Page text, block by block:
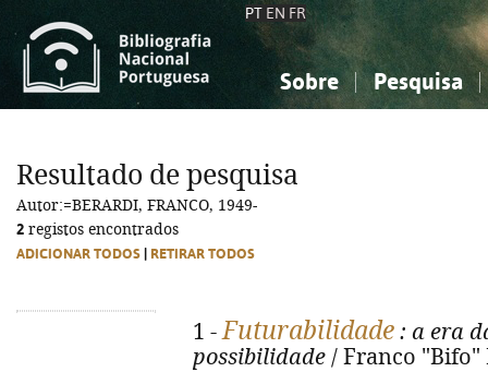
PT EN FR
Sobre Pesquisa
Ciências sociais...
Ciências sociais...
Resultado de pesquisa
Autor:=BERARDI, FRANCO, 1949-
2 registos encontrados
ADICIONAR TODOS RETIRAR TODOS
1 -Futurabilidade : a era
possibilidade / Franco "Bifo"